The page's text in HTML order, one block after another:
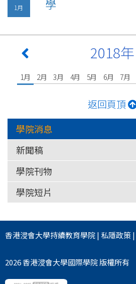
1月
學
2018年
1月 2月 3月 4月 5月 6月 7月
返回頁頂
學院消息
新聞稿
學院刊物
學院短片
香港浸會大學持續教育學院| 私隱政策|
2026 香港浸會大學國際學院 版權所有